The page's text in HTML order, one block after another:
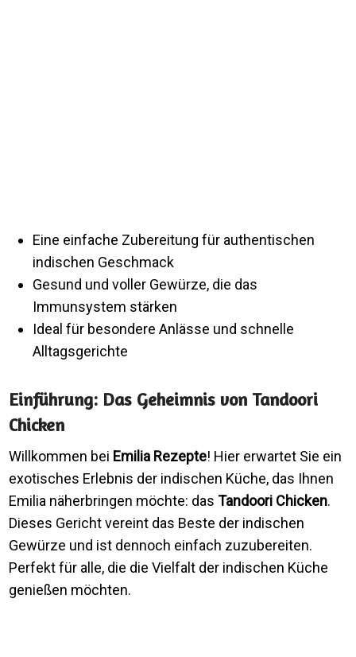
Eine einfache Zubereitung für authentischen
indischen Geschmack
Gesund und voller Gewürze, die das
Immunsystem stärken
Ideal für besondere Anlässe und schnelle
Alltagsgerichte
Einführung: Das Geheimnis von Tandoori
Chicken
Willkommen bei Emilia Rezepte! Hier erwartet Sie ein
exotisches Erlebnis der indischen Küche, das Ihnen
Emilia näherbringen möchte: dasTandoori Chicken.
Dieses Gericht vereint das Beste der indischen
Gewürze und ist dennoch einfach zuzubereiten.
Perfekt für alle, die die Vielfalt der indischen Küche
genießen möchten.